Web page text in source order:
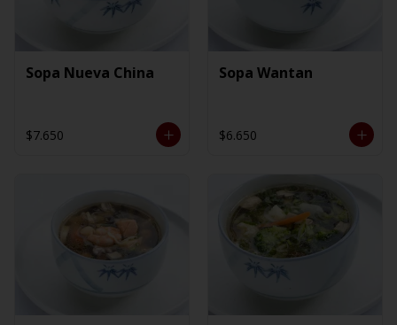
Sopa Nueva China
$7.650
Sopa Wantan
$6.650